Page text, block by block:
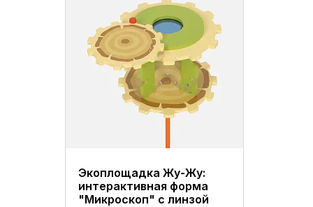
Экоплощадка Жу-Жу:
интерактивная форма
"Микроскоп" с линзой